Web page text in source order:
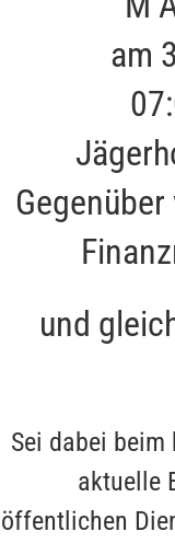
am
und
Sei dabei
aktuelle
öffentlichen